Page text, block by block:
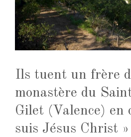
Ils tuent un frère
monastère du
Gilet (Valence) en
suis Jésus Christ »